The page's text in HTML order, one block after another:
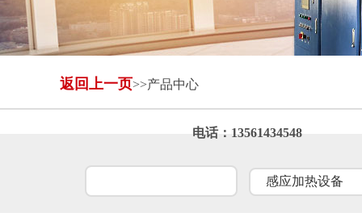
自动进出料设备
返回上一页>>产品中心
电话：13561434548